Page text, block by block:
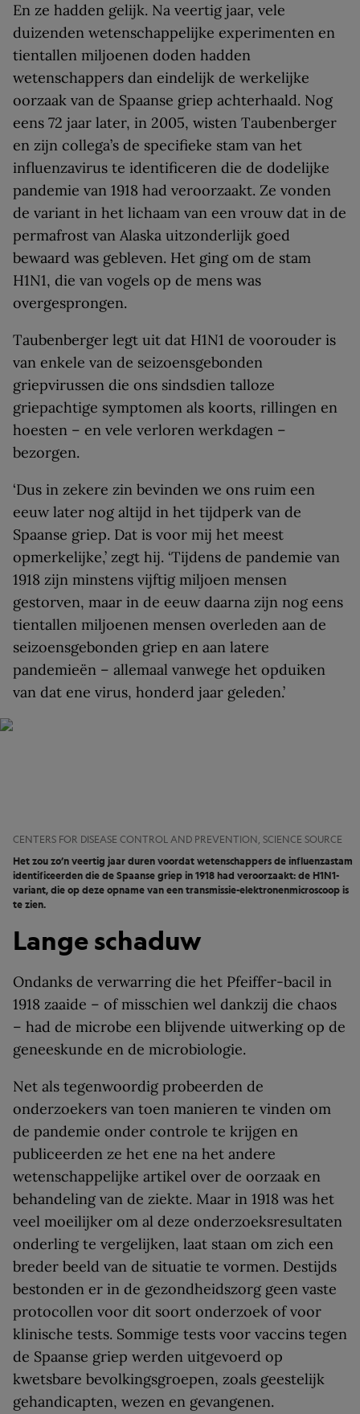
En ze hadden gelijk. Na veertig jaar, vele
duizenden wetenschappelijke experimenten en
tientallen miljoenen doden hadden
wetenschappers dan eindelijk de werkelijke
oorzaak van de Spaanse griep achterhaald. Nog
eens 72 jaar later, in 2005, wisten Taubenberger
en zijn collega’s de specifieke stam van het
influenzavirus te identificeren die de dodelijke
pandemie van 1918 had veroorzaakt. Ze vonden
de variant in het lichaam van een vrouw dat in de
permafrost van Alaska uitzonderlijk goed
bewaard was gebleven. Het ging om de stam
H1N1, die van vogels op de mens was
overgesprongen.
Taubenberger legt uit dat H1N1 de voorouder is
van enkele van de seizoensgebonden
griepvirussen die ons sindsdien talloze
griepachtige symptomen als koorts, rillingen en
hoesten – en vele verloren werkdagen –
bezorgen.
‘Dus in zekere zin bevinden we ons ruim een
eeuw later nog altijd in het tijdperk van de
Spaanse griep. Dat is voor mij het meest
opmerkelijke,’ zegt hij. ‘Tijdens de pandemie van
1918 zijn minstens vijftig miljoen mensen
gestorven, maar in de eeuw daarna zijn nog eens
tientallen miljoenen mensen overleden aan de
seizoensgebonden griep en aan latere
pandemieën – allemaal vanwege het opduiken
van dat ene virus, honderd jaar geleden.’
CENTERS FOR DISEASE CONTROL AND PREVENTION, SCIENCE SOURCE
Het zou zo’n veertig jaar duren voordat wetenschappers de influenzastam
identificeerden die de Spaanse griep in 1918 had veroorzaakt: de H1N1-
variant, die op deze opname van een transmissie-elektronenmicroscoop is
te zien.
Lange schaduw
Ondanks de verwarring die het Pfeiffer-bacil in
1918 zaaide – of misschien wel dankzij die chaos
– had de microbe een blijvende uitwerking op de
geneeskunde en de microbiologie.
Net als tegenwoordig probeerden de
onderzoekers van toen manieren te vinden om
de pandemie onder controle te krijgen en
publiceerden ze het ene na het andere
wetenschappelijke artikel over de oorzaak en
behandeling van de ziekte. Maar in 1918 was het
veel moeilijker om al deze onderzoeksresultaten
onderling te vergelijken, laat staan om zich een
breder beeld van de situatie te vormen. Destijds
bestonden er in de gezondheidszorg geen vaste
protocollen voor dit soort onderzoek of voor
klinische tests. Sommige tests voor vaccins tegen
de Spaanse griep werden uitgevoerd op
kwetsbare bevolkingsgroepen, zoals geestelijk
gehandicapten, wezen en gevangenen.